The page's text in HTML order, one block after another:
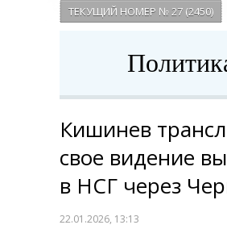
ТЕКУЩИЙ НОМЕР № 27 (2450)
Кишинев
свое видение
в НСГ через
22.01.2026, 13:13